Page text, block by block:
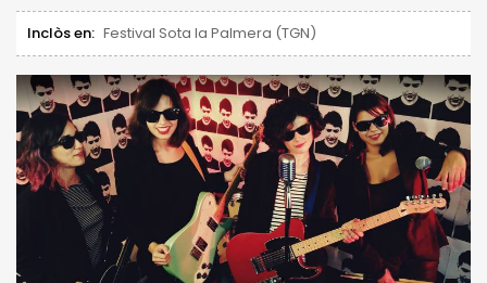
Inclòs en: Festival Sota la Palmera (TGN)